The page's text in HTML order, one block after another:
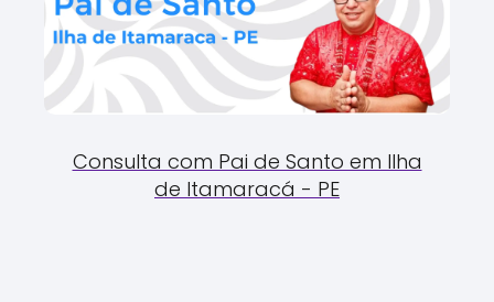
Consulta com Pai de Santo em Ilha
de Itamaracá - PE